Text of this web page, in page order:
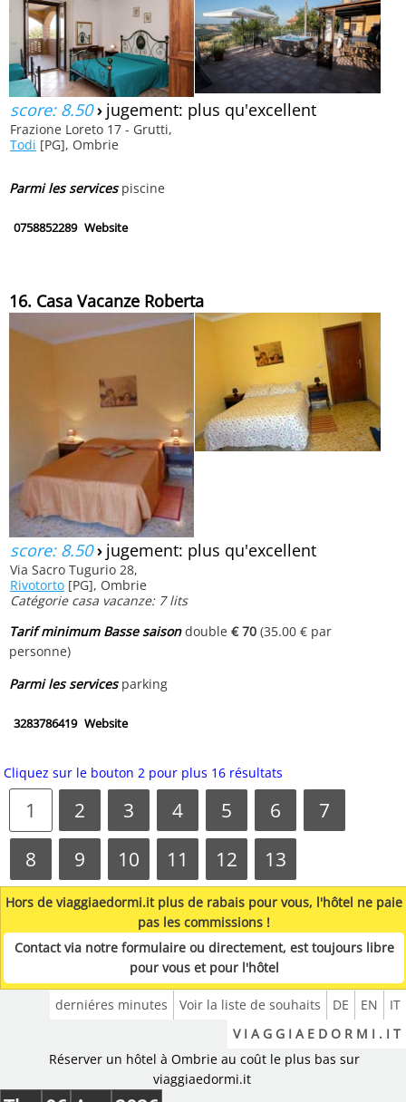
score: 8.50› jugement: plus qu'excellent
Frazione Loreto 17 - Grutti,
Todi [PG], Ombrie
Parmi les servicespiscine
0758852289 Website
16. Casa Vacanze Roberta
score: 8.50› jugement: plus qu'excellent
Via Sacro Tugurio 28,
Rivotorto [PG], Ombrie
Catégorie casa vacanze: 7 lits
Tarif minimum Basse saisondouble€ 70 (35.00 € par
personne)
Parmi les servicesparking
3283786419 Website
Cliquez sur le bouton 2 pour plus 16 résultats
1 2 3 4 5 6
7
8
9 10 11 12 13
Hors de viaggiaedormi.it plus de rabais pour vous, l'hôtel ne paie
pas les commissions !
Contact via notre formulaire ou directement, est toujours libre
pour vous et pour l'hôtel
IT
EN
DE
Voir la liste de souhaits
derniéres minutes
V I A G G I A E D O R M I . I T
Réserver un hôtel à Ombrie au coût le plus bas sur
viaggiaedormi.it